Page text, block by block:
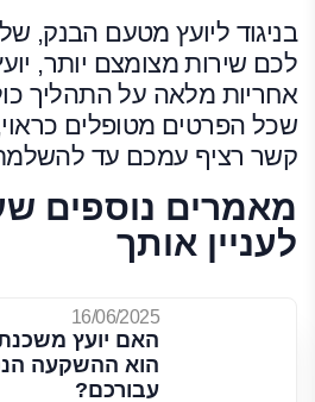
בניגוד ליועץ מטעם הבנק,
לכם שירות מצומצם יותר,
אחריות מלאה על התהליך
שכל הפרטים מטופלים
קשר רציף עמכם עד
מאמרים נוספים
לעניין אותך
16/06/2025
האם יועץ
הוא ההשקעה
עבורכם?